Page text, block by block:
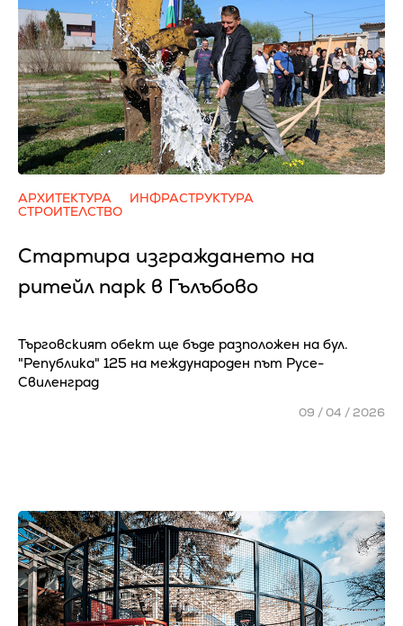
АРХИТЕКТУРА
ИНФРАСТРУКТУРА
СТРОИТЕЛСТВО
Стартира изграждането на
ритейл парк в Гълъбово
Търговският обект ще бъде разположен на бул.
"Република" 125 на международен път Русе-
Свиленград
09 / 04 / 2026